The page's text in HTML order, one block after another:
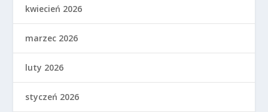
kwiecień 2026
marzec 2026
luty 2026
styczeń 2026